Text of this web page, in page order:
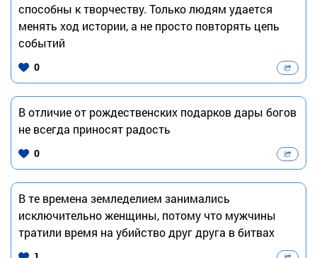
способны к творчеству. Только людям удается
менять ход истории, а не просто повторять цепь
событий
0
В отличие от рождественских подарков дары богов
не всегда приносят радость
0
В те времена земледелием занимались
исключительно женщины, потому что мужчины
тратили время на убийство друг друга в битвах